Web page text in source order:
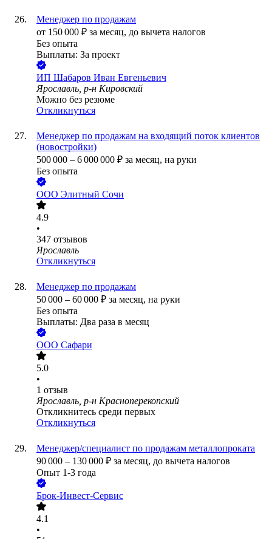
Менеджер по продажам
от 150 000 ₽ за месяц, до вычета налогов
Без опыта
Выплаты: За проект
ИП Шабаров Иван Евгеньевич
Ярославль, р-н Кировский
Можно без резюме
Откликнуться
Менеджер по продажам на входящий поток клиентов
(новостройки)
500 000 – 6 000 000 ₽ за месяц, на руки
Без опыта
ООО Элитный Сочи
4.9
•
347 отзывов
Ярославль
Откликнуться
Менеджер по продажам
50 000 – 60 000 ₽ за месяц, на руки
Без опыта
Выплаты: Два раза в месяц
ООО Сафари
5.0
•
1 отзыв
Ярославль, р-н Красноперекопский
Откликнитесь среди первых
Откликнуться
Менеджер/специалист по продажам металлопроката
90 000 – 130 000 ₽ за месяц, до вычета налогов
Опыт 1-3 года
Брок-Инвест-Сервис
4.1
•